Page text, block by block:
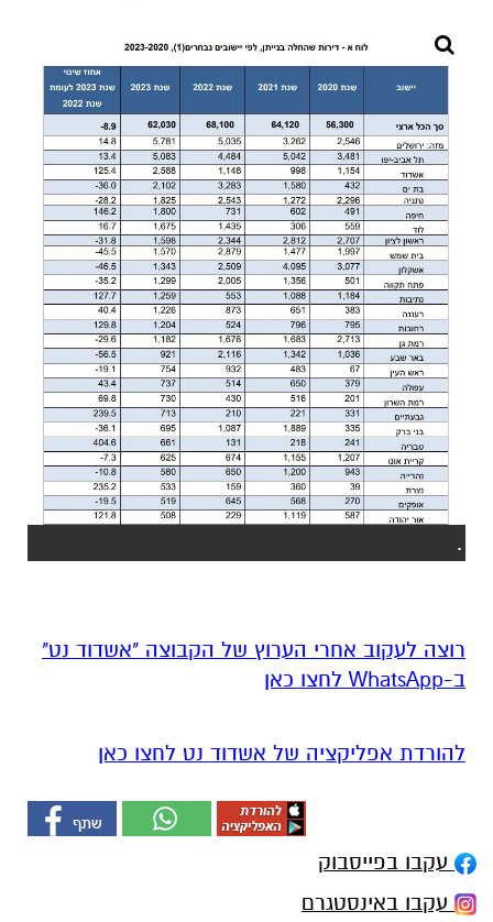
.
רוצה לעקוב אחרי הערוץ של הקבוצה "אשדוד נט"
ב-WhatsApp לחצו כאן
להורדת אפליקציה של אשדוד נט לחצו כאן
עקבו בפייסבוק
עקבו באינסטגרם